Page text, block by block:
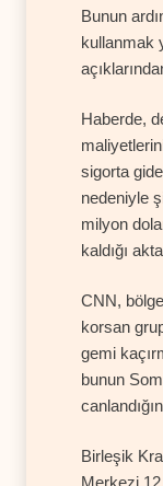
Bunun
kullanmak
Haberde,
sigorta
nedeniyle
milyon
kaldığı
CNN,
korsan
gemi
bunun
Birleşik
Merkezi 12